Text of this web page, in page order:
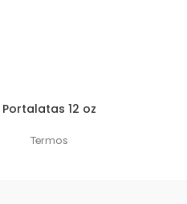
OPCIONES
Portalatas 12 oz
Termos